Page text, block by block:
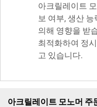
아크릴레이트
보 여부, 생산
의해 영향을 받
최적화하여 정
고 있습니다.
아크릴레이트 모노머 주